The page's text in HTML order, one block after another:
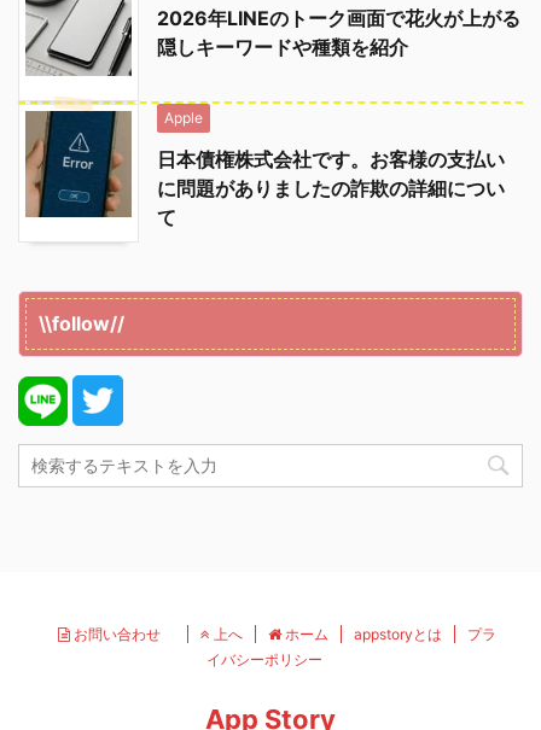
2026年LINEのトーク画面で花火が上がる
隠しキーワードや種類を紹介
Apple
日本債権株式会社です。お客様の支払い
に問題がありましたの詐欺の詳細につい
て
\\follow//
お問い合わせ 上へ ホーム appstoryとは
プラ
イバシーポリシー
App Story